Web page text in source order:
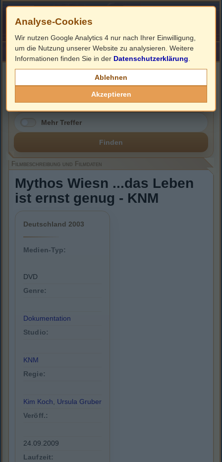
HOME ImpressumLinks
Filmbeschreibung, Cover & DVD Infos
Mehr Treffer
Finden
Filmbeschreibung und Filmdaten
Mythos Wiesn ...das Leben
ist ernst genug - KNM
Deutschland 2003
Medien-Typ:
DVD
Genre:
Dokumentation
Studio:
KNM
Regie:
Kim Koch, Ursula Gruber
Veröff.:
24.09.2009
Laufzeit:
Analyse-Cookies
Wir nutzen Google Analytics 4 nur nach Ihrer Einwilligung,
um die Nutzung unserer Website zu analysieren. Weitere
Informationen finden Sie in der Datenschutzerklärung
Ablehnen
Akzeptieren